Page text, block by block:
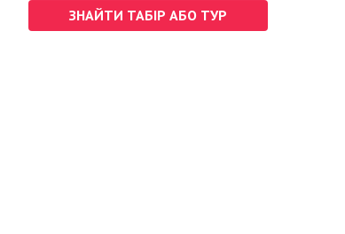
ЗНАЙТИ ТАБІР АБО ТУР